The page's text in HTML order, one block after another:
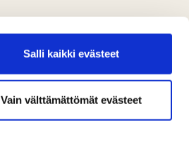
Salli kaikki evästeet
Vain välttämättömät evästeet